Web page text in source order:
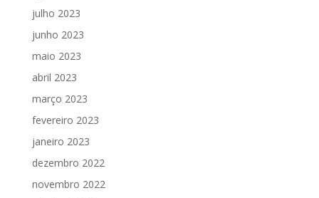
julho 2023
junho 2023
maio 2023
abril 2023
março 2023
fevereiro 2023
janeiro 2023
dezembro 2022
novembro 2022